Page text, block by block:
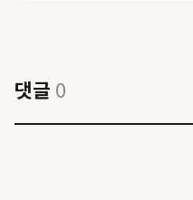
댓글 0